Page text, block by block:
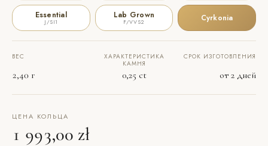
Essential
J/SI1
Lab Grown
F/VVS2 Cyrkonia
ВЕС
2,40 г
ХАРАКТЕРИСТИКА
КАМНЯ
0,25 ct
СРОК ИЗГОТОВЛЕНИЯ
от 2 дней
ЦЕНА КОЛЬЦА
1 993,00 zł